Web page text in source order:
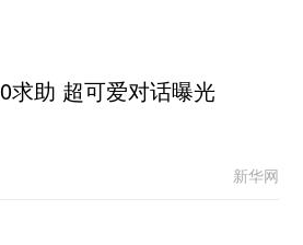
求助 超可爱对话曝光
新华网